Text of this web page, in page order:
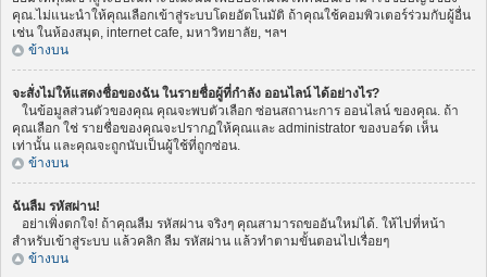
คุณ.ไม่แนะนำให้คุณเลือกเข้าสู่ระบบโดยอัตโนมัติ ถ้าคุณใช้คอมพิวเตอร์ร่วมกับผู้อื่น
เช่น ในห้องสมุด, internet cafe, มหาวิทยาลัย, ฯลฯ
ข้างบน
จะสั่งไม่ให้แสดงชื่อของฉัน ในรายชื่อผู้ที่กำลัง ออนไลน์ ได้อย่างไร?
ในข้อมูลส่วนตัวของคุณ คุณจะพบตัวเลือก ซ่อนสถานะการ ออนไลน์ ของคุณ. ถ้า
คุณเลือก ใช่ รายชื่อของคุณจะปรากฏให้คุณและ administrator ของบอร์ด เห็น
เท่านั้น และคุณจะถูกนับเป็นผู้ใช้ที่ถูกซ่อน.
ข้างบน
ฉันลืม รหัสผ่าน!
อย่าเพิ่งตกใจ! ถ้าคุณลืม รหัสผ่าน จริงๆ คุณสามารถขออันใหม่ได้. ให้ไปที่หน้า
สำหรับเข้าสู่ระบบ แล้วคลิก ลืม รหัสผ่าน แล้วทำตามขั้นตอนไปเรื่อยๆ
ข้างบน